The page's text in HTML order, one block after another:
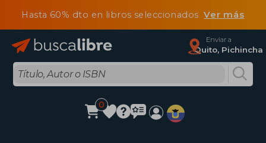
Hasta 60% dto en libros seleccionadosVer más
Enviar a
Quito, Pichincha
0